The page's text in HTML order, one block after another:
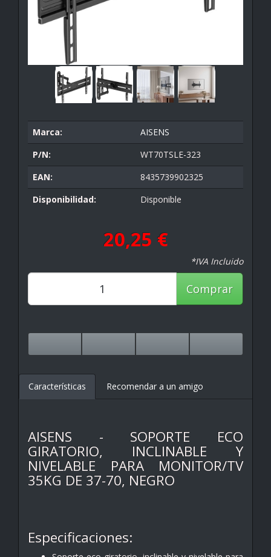
Marca:
AISENS
P/N:
WT70TSLE-323
EAN:
8435739902325
Disponibilidad:
Disponible
20,25 €
*IVA Incluido
Comprar
Características Recomendar a un amigo
AISENS - SOPORTE ECO
GIRATORIO, INCLINABLE Y
NIVELABLE PARA MONITOR/TV
35KG DE 37-70, NEGRO
Especificaciones: